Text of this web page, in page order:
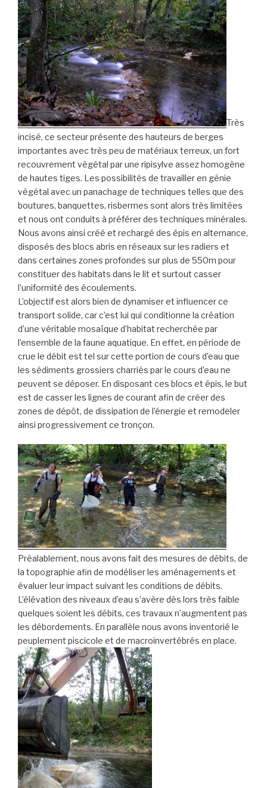
Très
incisé, ce secteur présente des hauteurs de berges
importantes avec très peu de matériaux terreux, un fort
recouvrement végétal par une ripisylve assez homogène
de hautes tiges. Les possibilités de travailler en génie
végétal avec un panachage de techniques telles que des
boutures, banquettes, risbermes sont alors très limitées
et nous ont conduits à préférer des techniques minérales.
Nous avons ainsi créé et rechargé des épis en alternance,
disposés des blocs abris en réseaux sur les radiers et
dans certaines zones profondes sur plus de 550m pour
constituer des habitats dans le lit et surtout casser
l’uniformité des écoulements.
L’objectif est alors bien de dynamiser et influencer ce
transport solide, car c’est lui qui conditionne la création
d’une véritable mosaïque d’habitat recherchée par
l’ensemble de la faune aquatique. En effet, en période de
crue le débit est tel sur cette portion de cours d’eau que
les sédiments grossiers charriés par le cours d’eau ne
peuvent se déposer. En disposant ces blocs et épis, le but
est de casser les lignes de courant afin de créer des
zones de dépôt, de dissipation de l’énergie et remodeler
ainsi progressivement ce tronçon.
Préalablement, nous avons fait des mesures de débits, de
la topographie afin de modéliser les aménagements et
évaluer leur impact suivant les conditions de débits.
L’élévation des niveaux d’eau s’avère dès lors très faible
quelques soient les débits, ces travaux n’augmentent pas
les débordements. En parallèle nous avons inventorié le
peuplement piscicole et de macroinvertébrés en place.